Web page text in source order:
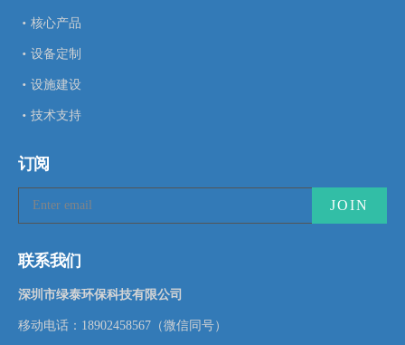
核心产品
设备定制
设施建设
技术支持
订阅
联系我们
深圳市绿泰环保科技有限公司
移动电话：18902458567（微信同号）